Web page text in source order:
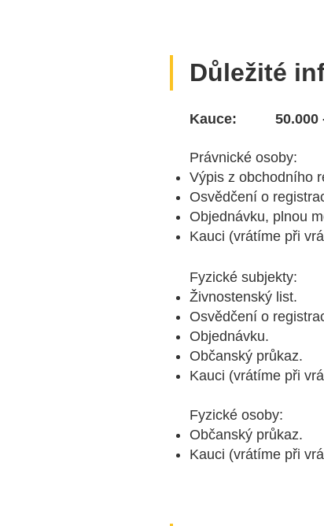
Důležité
Kauce: 50.000
Právnické osoby:
Výpis z obchodního
Osvědčení o
Objednávku, plnou
Kauci (vrátíme při
Fyzické subjekty:
Živnostenský list.
Osvědčení o
Objednávku.
Občanský průkaz.
Kauci (vrátíme při
Fyzické osoby:
Občanský průkaz.
Kauci (vrátíme při